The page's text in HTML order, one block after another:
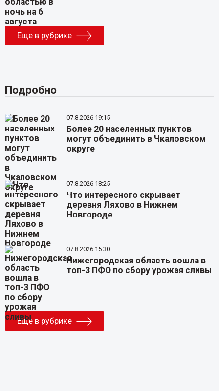
Еще в рубрике
Подробно
07.8.2026 19:15
Более 20 населенных пунктов
могут объединить в Чкаловском
округе
07.8.2026 18:25
Что интересного скрывает
деревня Ляхово в Нижнем
Новгороде
07.8.2026 15:30
Нижегородская область вошла в
топ-3 ПФО по сбору урожая сливы
Еще в рубрике